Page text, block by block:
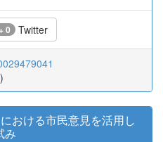
0 Twitter
)
おける市民意見を活用し
み